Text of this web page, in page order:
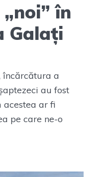
în
Galați
încărcătura a
au fost
acestea ar fi
pe care ne-o